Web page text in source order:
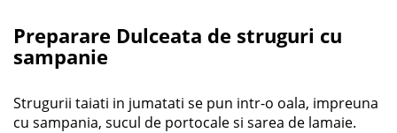
Preparare Dulceata de struguri cu
sampanie
Strugurii taiati in jumatati se pun intr-o oala, impreuna
cu sampania, sucul de portocale si sarea de lamaie.